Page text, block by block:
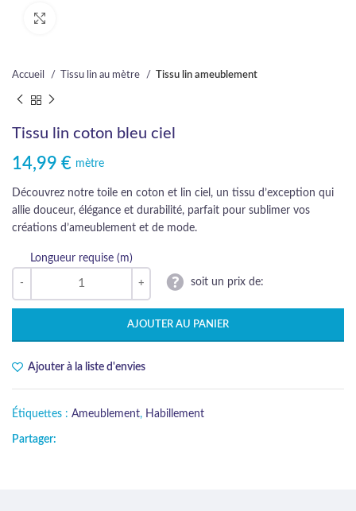
Accueil Tissu lin au mètre Tissu lin ameublement
Tissu lin coton bleu ciel
14,99 € mètre
Découvrez notre toile en coton et lin ciel, un tissu d’exception qui
allie douceur, élégance et durabilité, parfait pour sublimer vos
créations d’ameublement et de mode.
Longueur requise (m)
soit un prix de:
AJOUTER AU PANIER
Ajouter à la liste d'envies
Étiquettes : Ameublement, Habillement
Partager: